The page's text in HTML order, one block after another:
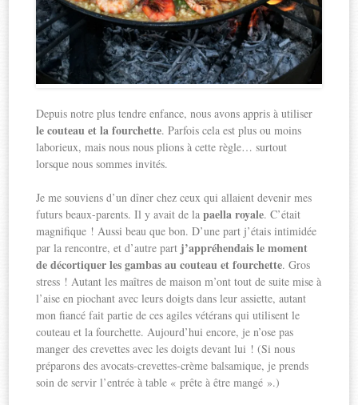
Depuis notre plus tendre enfance, nous avons appris à utiliser
le couteau et la fourchette. Parfois cela est plus ou moins
laborieux, mais nous nous plions à cette règle… surtout
lorsque nous sommes invités.
Je me souviens d’un dîner chez ceux qui allaient devenir mes
futurs beaux-parents. Il y avait de lapaella royale. C’était
magnifique ! Aussi beau que bon. D’une part j’étais intimidée
par la rencontre, et d’autre part j’appréhendais le moment
de décortiquer les gambas au couteau et fourchette. Gros
stress ! Autant les maîtres de maison m’ont tout de suite mise à
l’aise en piochant avec leurs doigts dans leur assiette, autant
mon fiancé fait partie de ces agiles vétérans qui utilisent le
couteau et la fourchette. Aujourd’hui encore, je n’ose pas
manger des crevettes avec les doigts devant lui ! (Si nous
préparons des avocats-crevettes-crème balsamique, je prends
soin de servir l’entrée à table « prête à être mangé ».)